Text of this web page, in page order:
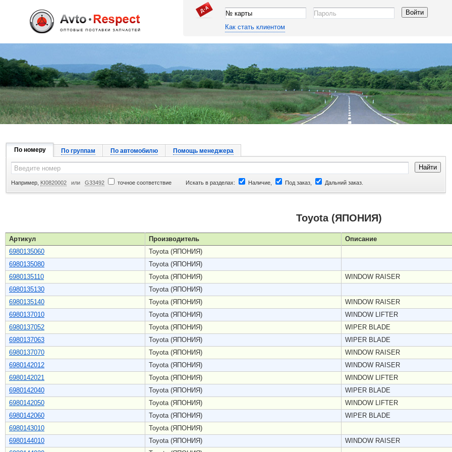
Джапан Авто
Как стать клиентом
По номеру По группам По автомобилю Помощь менеджера
Например, KI0820002 или G33492 точное соответствие Искать в разделах: Наличие, Под заказ, Дальний заказ.
Toyota (ЯПОНИЯ)
Артикул Производитель
Описание
6980135060
Toyota (ЯПОНИЯ)
6980135080
Toyota (ЯПОНИЯ)
6980135110
Toyota (ЯПОНИЯ)
WINDOW RAISER
6980135130
Toyota (ЯПОНИЯ)
6980135140
Toyota (ЯПОНИЯ)
WINDOW RAISER
6980137010
Toyota (ЯПОНИЯ)
WINDOW LIFTER
6980137052
Toyota (ЯПОНИЯ)
WIPER BLADE
6980137063
Toyota (ЯПОНИЯ)
WIPER BLADE
6980137070
Toyota (ЯПОНИЯ)
WINDOW RAISER
6980142012
Toyota (ЯПОНИЯ)
WINDOW RAISER
6980142021
Toyota (ЯПОНИЯ)
WINDOW LIFTER
6980142040
Toyota (ЯПОНИЯ)
WIPER BLADE
6980142050
Toyota (ЯПОНИЯ)
WINDOW LIFTER
6980142060
Toyota (ЯПОНИЯ)
WIPER BLADE
6980143010
Toyota (ЯПОНИЯ)
6980144010
Toyota (ЯПОНИЯ)
WINDOW RAISER